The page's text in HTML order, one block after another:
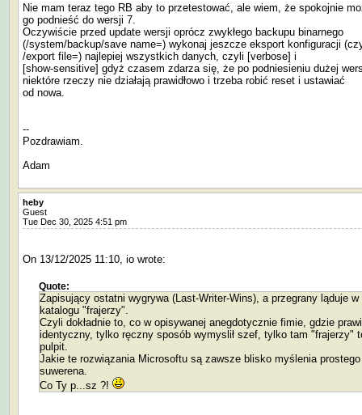
Nie mam teraz tego RB aby to przetestować, ale wiem, że spokojnie
go podnieść do wersji 7.
Oczywiście przed update wersji oprócz zwykłego backupu binarnego
(/system/backup/save name=) wykonaj jeszcze eksport konfiguracji
/export file=) najlepiej wszystkich danych, czyli [verbose] i
[show-sensitive] gdyż czasem zdarza się, że po podniesieniu dużej
niektóre rzeczy nie działają prawidłowo i trzeba robić reset i ustawiać
od nowa.
--
Pozdrawiam.
Adam
heby
Guest
Tue Dec 30, 2025 4:51 pm
On 13/12/2025 11:10, io wrote:
Quote:
Zapisujący ostatni wygrywa (Last-Writer-Wins), a przegrany ląduje w
katalogu "frajerzy".
Czyli dokładnie to, co w opisywanej anegdotycznie fimie, gdzie
identyczny, tylko ręczny sposób wymyslił szef, tylko tam "frajerzy"
pulpit.
Jakie te rozwiązania Microsoftu są zawsze blisko myślenia prostego
suwerena.
Co Ty p...sz ?!